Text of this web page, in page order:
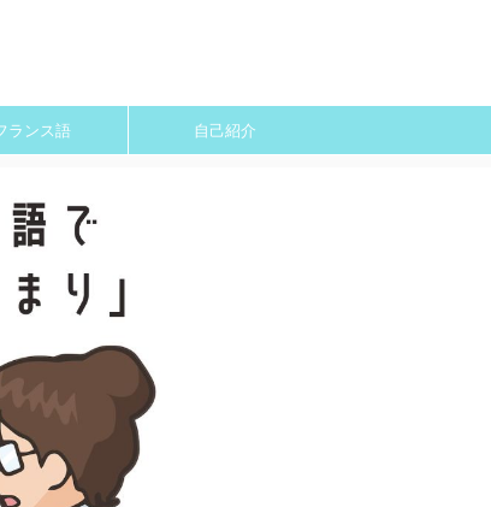
ランス語 自己紹介